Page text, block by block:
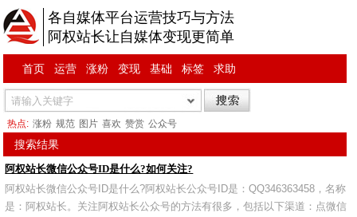
各自媒体平台运营技巧与方法
阿权站长让自媒体变现更简单
首页 运营 涨粉 变现 基础 标签 求助
热点: 涨粉 规范 图片 喜欢 赞赏 公众号
搜索结果
阿权站长微信公众号ID是什么?如何关注?
阿权站长微信公众号ID是什么?阿权站长公众号ID是：QQ346363458，名称
是：阿权站长。关注阿权站长公众号的方法有很多，包括以下渠道：点微信